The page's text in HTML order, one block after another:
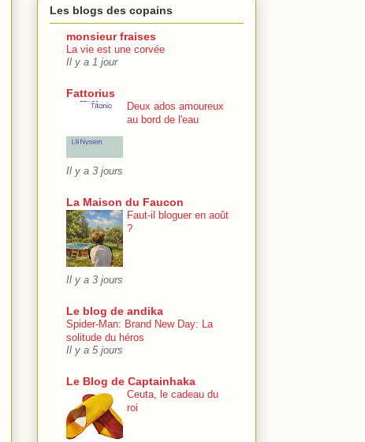
Les blogs des copains
monsieur fraises
La vie est une corvée
Il y a 1 jour
Fattorius
Deux ados amoureux
au bord de l'eau
Il y a 3 jours
La Maison du Faucon
Faut-il bloguer en août
?
Il y a 3 jours
Le blog de andika
Spider-Man: Brand New Day: La
solitude du héros
Il y a 5 jours
Le Blog de Captainhaka
Ceuta, le cadeau du
roi